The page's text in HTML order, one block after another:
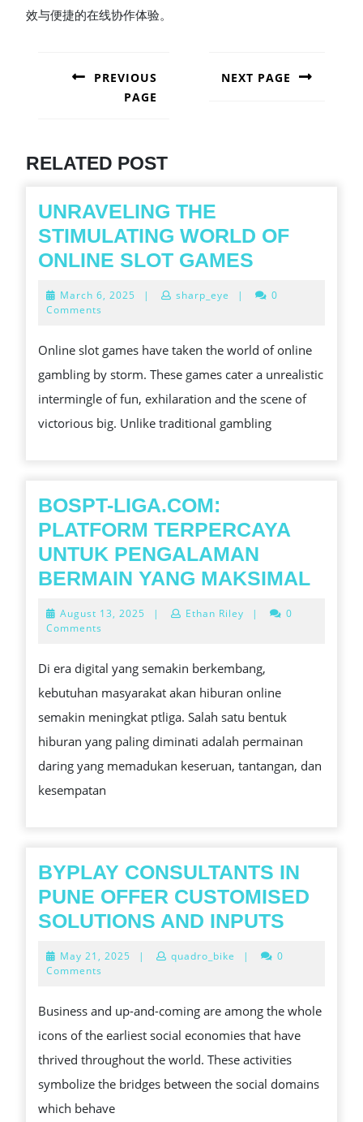
效与便捷的在线协作体验。
NAVIGATION
PREVIOUS
PAGE
NEXT PAGE
RELATED POST
UNRAVELING THE
STIMULATING WORLD OF
ONLINE SLOT GAMES
OF
ONLINE
SLOT
GAMES
March 6, 2025 March
| sharp_eye |
0
Comments
Online slot games have taken the world of online
gambling by storm. These games cater a unrealistic
intermingle of fun, exhilaration and the scene of
victorious big. Unlike traditional gambling
BOSPT-LIGA.COM:
PLATFORM TERPERCAYA
UNTUK PENGALAMAN
BERMAIN YANG MAKSIMAL
August 13, 2025 August
| Ethan Riley |
0
Comments
Di era digital yang semakin berkembang,
kebutuhan masyarakat akan hiburan online
semakin meningkat ptliga. Salah satu bentuk
hiburan yang paling diminati adalah permainan
daring yang memadukan keseruan, tantangan, dan
kesempatan
BYPLAY CONSULTANTS IN
PUNE OFFER CUSTOMISED
SOLUTIONS AND INPUTS
OFFER
AND
May 21, 2025 May
| quadro_bike |
0
Comments
Business and up-and-coming are among the whole
icons of the earliest social economies that have
thrived throughout the world. These activities
symbolize the bridges between the social domains
which behave